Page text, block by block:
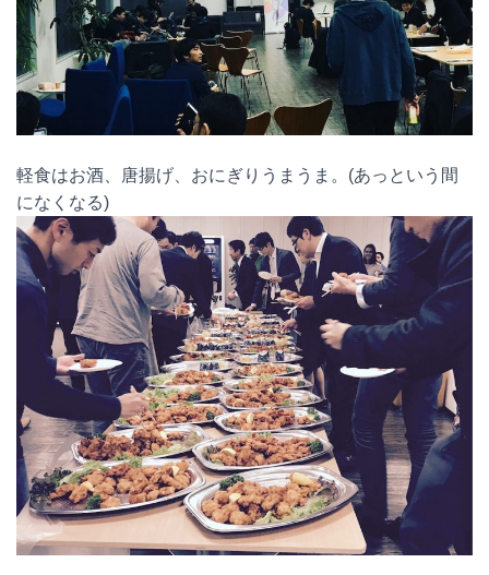
軽食はお酒、唐揚げ、おにぎりうまうま。(あっという間
になくなる)